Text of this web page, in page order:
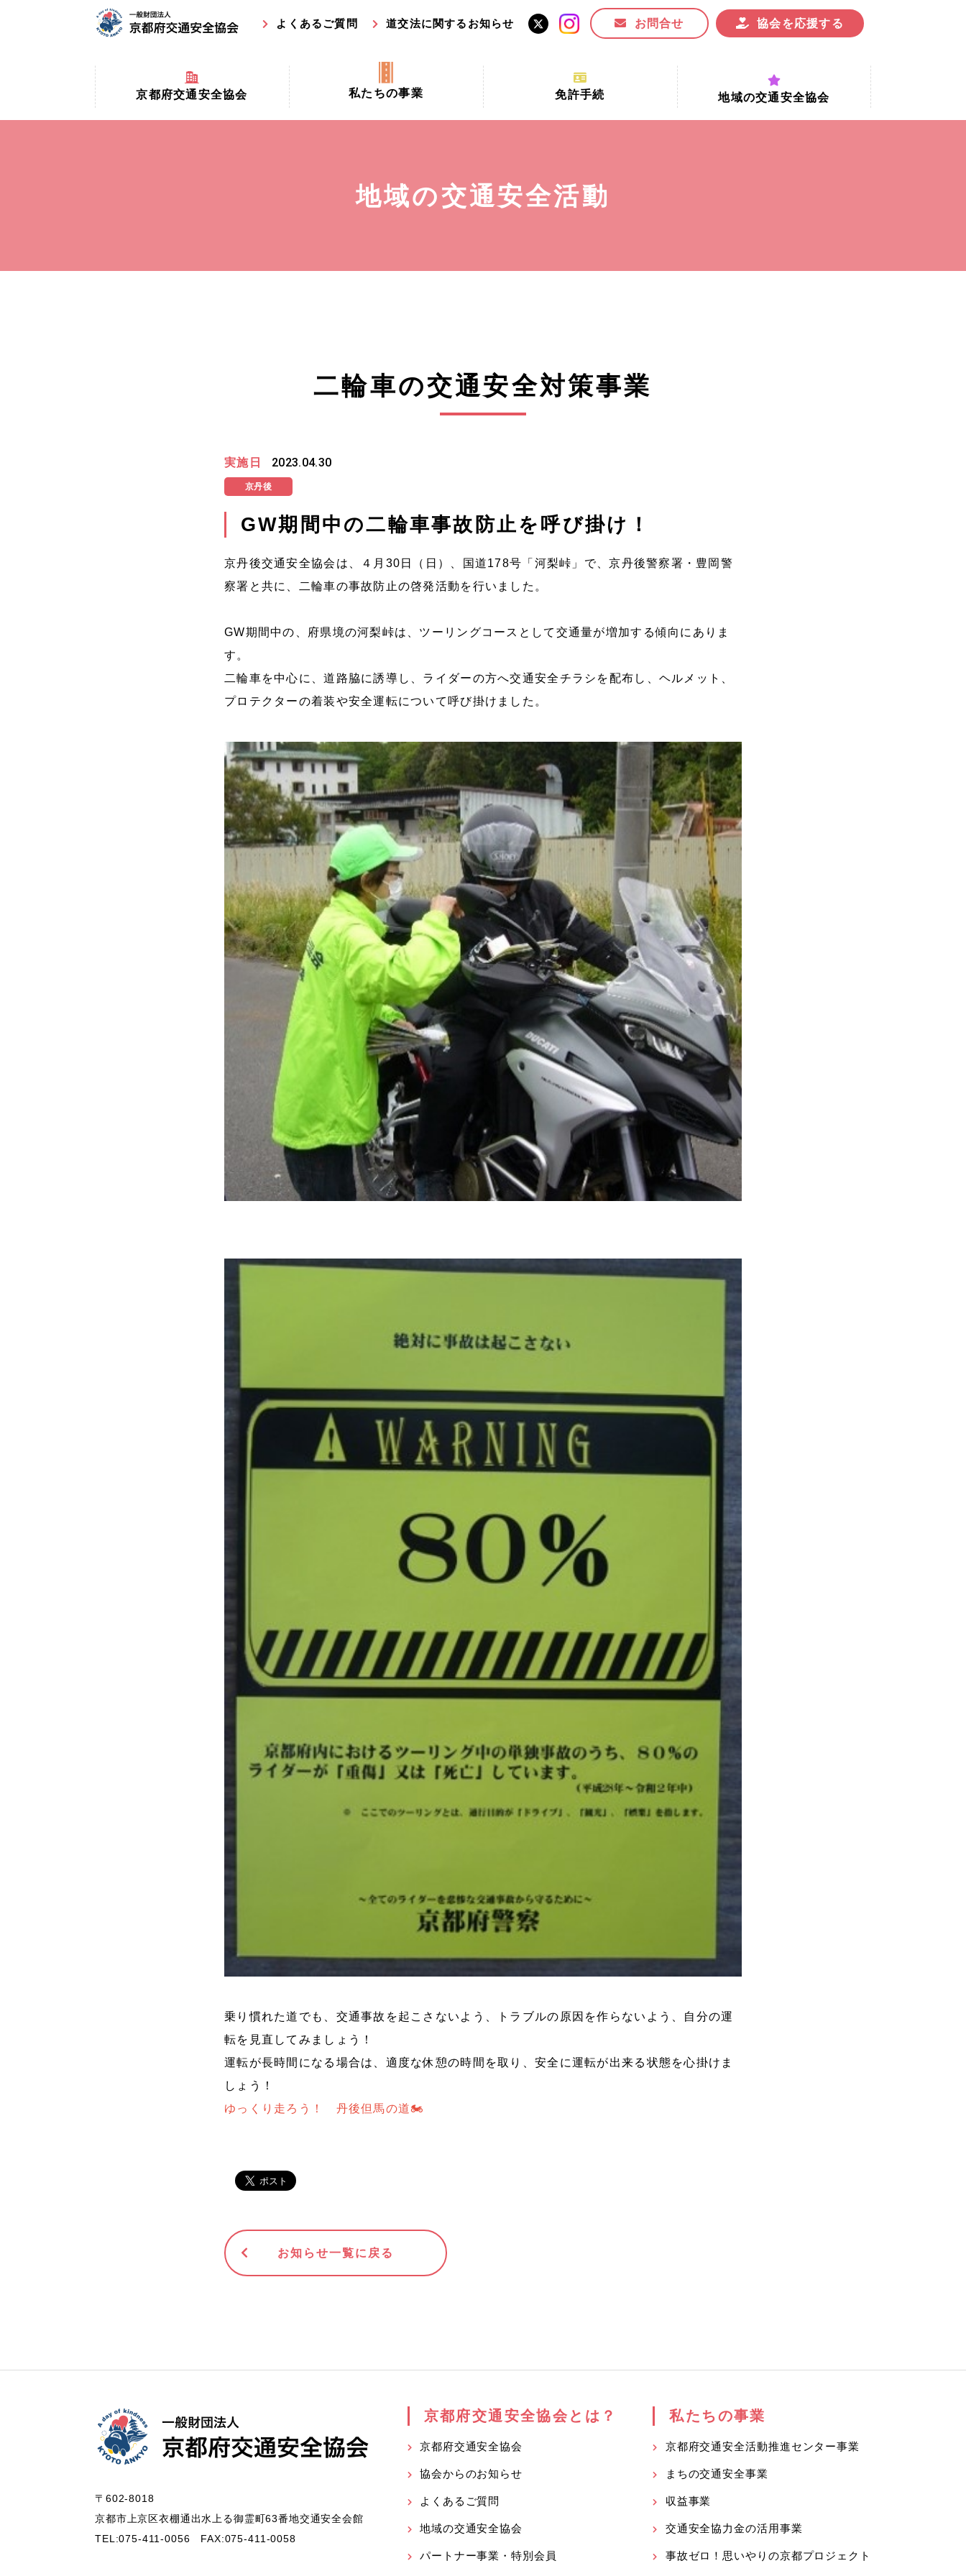
よくあるご質問 道交法に関するお知らせ お問合せ 協会を応援する
京都府交通安全協会
京都府交通安全協会とは？
私たちの事業
京都府交通安全活動推進センター事業
交通安全協力金の活用事業
免許手続
手続場所の対象者及び受付時間
講習時間
地域の交通安全協会
地域の交通安全活動
二輪車の交通安全対策事業
実施日 2023.04.30
京丹後
GW期間中の二輪車事故防止を呼び掛け！
京丹後交通安全協会は、４月30日（日）、国道178号「河梨峠」で、京丹後警察署・豊岡警
察署と共に、二輪車の事故防止の啓発活動を行いました。
GW期間中の、府県境の河梨峠は、ツーリングコースとして交通量が増加する傾向にありま
す。
二輪車を中心に、道路脇に誘導し、ライダーの方へ交通安全チラシを配布し、ヘルメット、
プロテクターの着装や安全運転について呼び掛けました。
乗り慣れた道でも、交通事故を起こさないよう、トラブルの原因を作らないよう、自分の運
転を見直してみましょう！
運転が長時間になる場合は、適度な休憩の時間を取り、安全に運転が出来る状態を心掛けま
しょう！
ゆっくり走ろう！ 丹後但馬の道🏍
お知らせ一覧に戻る
〒602-8018
京都市上京区衣棚通出水上る御霊町63番地交通安全会館
TEL:075-411-0056 FAX:075-411-0058
京都府交通安全協会とは？
京都府交通安全協会
協会からのお知らせ
よくあるご質問
地域の交通安全協会
パートナー事業・特別会員
私たちの事業
京都府交通安全活動推進センター事業
まちの交通安全事業
収益事業
交通安全協力金の活用事業
事故ゼロ！思いやりの京都プロジェクト